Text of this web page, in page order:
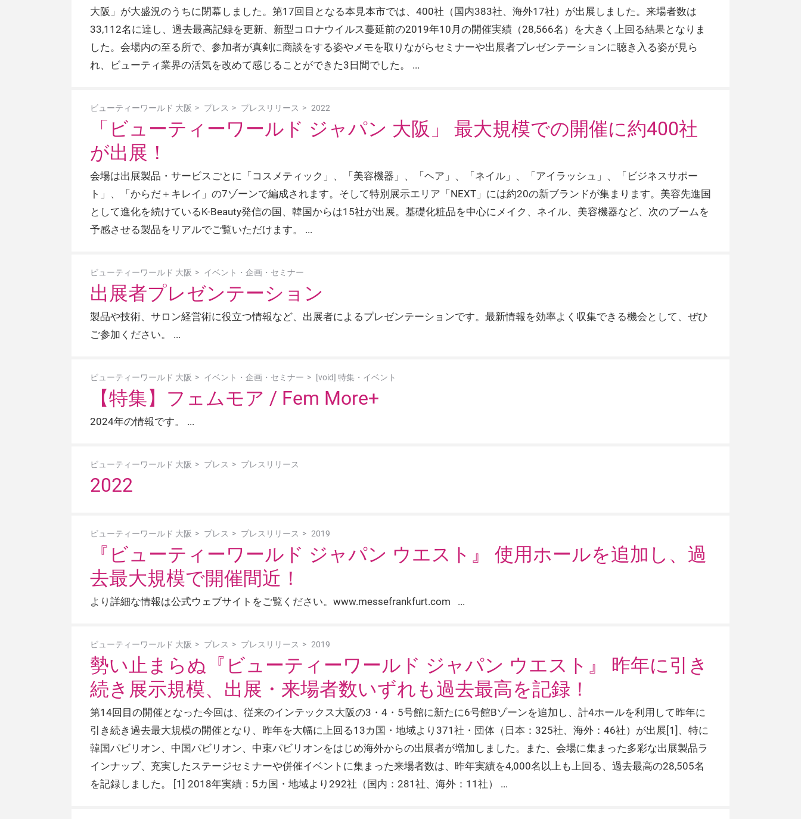
大阪」が大盛況のうちに閉幕しました。第17回目となる本見本市では、400社（国内383社、海外17社）が出展しました。来場者数は
33,112名に達し、過去最高記録を更新、新型コロナウイルス蔓延前の2019年10月の開催実績（28,566名）を大きく上回る結果となりま
した。会場内の至る所で、参加者が真剣に商談をする姿やメモを取りながらセミナーや出展者プレゼンテーションに聴き入る姿が見ら
れ、ビューティ業界の活気を改めて感じることができた3日間でした。
ビューティーワールド 大阪 プレス プレスリリース 2022
「ビューティーワールド ジャパン 大阪」 最大規模での開催に約400社
が出展！
会場は出展製品・サービスごとに「コスメティック」、「美容機器」、「ヘア」、「ネイル」、「アイラッシュ」、「ビジネスサポー
ト」、「からだ＋キレイ」の7ゾーンで編成されます。そして特別展示エリア「NEXT」には約20の新ブランドが集まります。美容先進国
として進化を続けているK-Beauty発信の国、韓国からは15社が出展。基礎化粧品を中心にメイク、ネイル、美容機器など、次のブームを
予感させる製品をリアルでご覧いただけます。
ビューティーワールド 大阪 イベント・企画・セミナー
出展者プレゼンテーション
製品や技術、サロン経営術に役立つ情報など、出展者によるプレゼンテーションです。最新情報を効率よく収集できる機会として、ぜひ
ご参加ください。
ビューティーワールド 大阪 イベント・企画・セミナー [void] 特集・イベント
【特集】フェムモア / Fem More+
2024年の情報です。
ビューティーワールド 大阪 プレス プレスリリース
2022
ビューティーワールド 大阪 プレス プレスリリース 2019
『ビューティーワールド ジャパン ウエスト』 使用ホールを追加し、過
去最大規模で開催間近！
より詳細な情報は公式ウェブサイトをご覧ください。www.messefrankfurt.com
ビューティーワールド 大阪 プレス プレスリリース 2019
勢い止まらぬ『ビューティーワールド ジャパン ウエスト』 昨年に引き
続き展示規模、出展・来場者数いずれも過去最高を記録！
第14回目の開催となった今回は、従来のインテックス大阪の3・4・5号館に新たに6号館Bゾーンを追加し、計4ホールを利用して昨年に
引き続き過去最大規模の開催となり、昨年を大幅に上回る13カ国・地域より371社・団体（日本：325社、海外：46社）が出展[1]、特に
韓国パビリオン、中国パビリオン、中東パビリオンをはじめ海外からの出展者が増加しました。また、会場に集まった多彩な出展製品ラ
インナップ、充実したステージセミナーや併催イベントに集まった来場者数は、昨年実績を4,000名以上も上回る、過去最高の28,505名
を記録しました。 [1] 2018年実績：5カ国・地域より292社（国内：281社、海外：11社）